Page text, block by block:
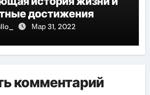
достижения
Мар 31, 2022
комментарий